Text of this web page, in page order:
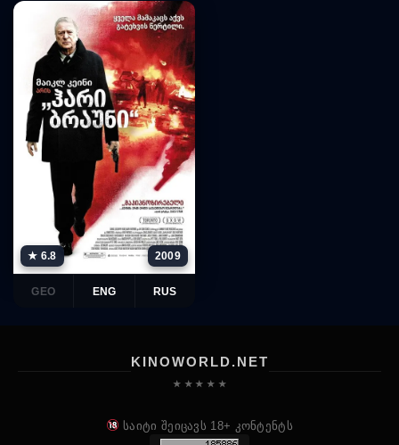
★ 6.8 2009
GEO ENG RUS
KINOWORLD.NET
★ ★ ★ ★ ★
საიტი შეიცავს 18+ კონტენტს